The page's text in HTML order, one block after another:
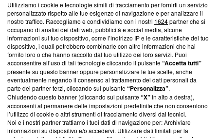
Questa sezione offre informazioni trasparenti su Blasting
News, sui nostri processi editoriali e su come ci impegniamo a
creare news di qualità. Inoltre, afferma la nostra aderenza a
‘Trust Project - News with Integrity’Blasting News non è
ancora membro del programma, ma ha richiesto di farne
parte; Trust Project non ha ancora effettuato una verifica di
conformità agli standard.
Su di noi
Team editoriale
Corporate
Utilizziamo i cookie e tecnologie simili di tracciamento per fornirti un servizio
personalizzato rispetto alle tue esigenze di navigazione e per analizzare il
nostro traffico. Raccogliamo e condividiamo con i nostri 1624partner che si
occupano di analisi dei dati web, pubblicità e social media, alcune
informazioni sul tuo dispositivo, come l’indirizzo IP e le caratteristiche del tuo
dispositivo, i quali potrebbero combinarle con altre informazioni che hai
fornito loro o che hanno raccolto dal tuo utilizzo dei loro servizi. Puoi
acconsentire all’uso di tali tecnologie cliccando il pulsante“Accetta tutti”
presente su questo banner oppure personalizzare le tue scelte, anche
eventualmente negando il consenso al trattamento dei dati personali da
parte dei partner terzi, cliccando sul pulsante“Personalizza”.
Chiudendo questo banner (cliccando sul pulsante“X”in alto a destra),
acconsenti al permanere delle impostazioni predefinite che non consentono
l’utilizzo di cookie o altri strumenti di tracciamento diversi dai tecnici.
Noi e i nostri partner trattiamo i tuoi dati di navigazione per: Archiviare
informazioni su dispositivo e/o accedervi. Utilizzare dati limitati per la